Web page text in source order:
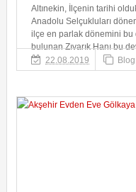
Altınekin, İlçenin tarihi
Anadolu Selçukluları
ilçe en parlak dönemini bu
bulunan Zıvarık Hanı bu
22.08.2019
Blog